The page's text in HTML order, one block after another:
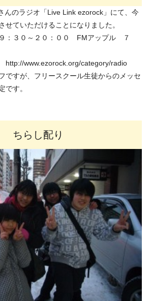
のラジオ「Live Link ezorock」にて、今
せていただけることになりました。
：３０～２０：００ FMアップル ７
http://www.ezorock.org/category/radio
ですが、フリースクール生徒からのメッセ
です。
ちらし配り